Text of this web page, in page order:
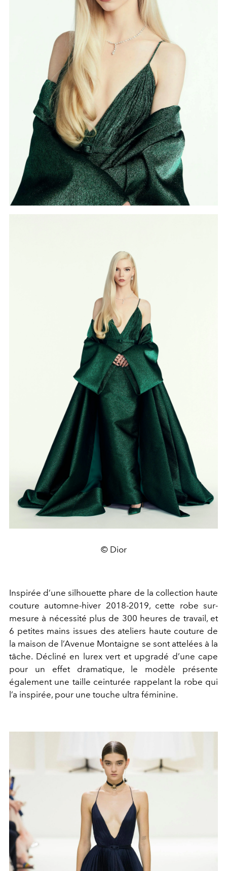
© Dior
Inspirée d’une silhouette phare de la collection haute
couture automne-hiver 2018-2019, cette robe sur-
mesure à nécessité plus de 300 heures de travail, et
6 petites mains issues des ateliers haute couture de
la maison de l’Avenue Montaigne se sont attelées à la
tâche. Décliné en lurex vert et upgradé d’une cape
pour un effet dramatique, le modèle présente
également une taille ceinturée rappelant la robe qui
l’a inspirée, pour une touche ultra féminine.